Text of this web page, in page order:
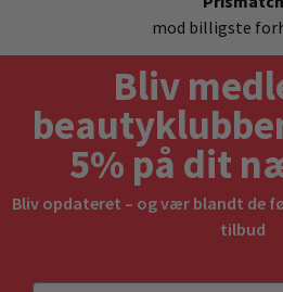
mod billigste
Bliv
5% på dit
Bliv opdateret – og vær blandt de
tilbud